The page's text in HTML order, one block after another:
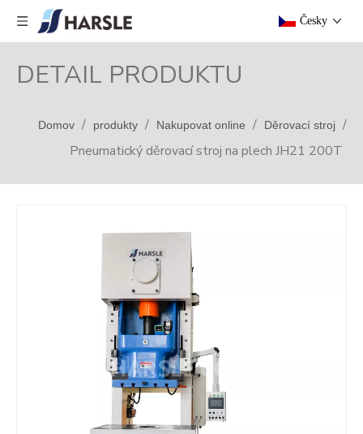
Česky
DETAIL PRODUKTU
Domov / produkty / Nakupovat online / Děrovací stroj /
Pneumatický děrovací stroj na plech JH21 200T